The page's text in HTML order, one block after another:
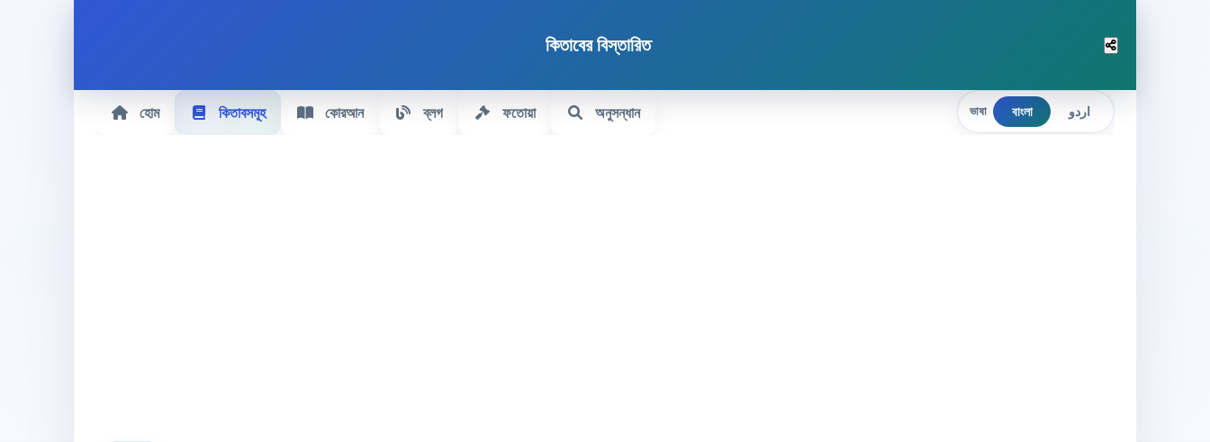
কিতাবের বিস্তারিত
হোম কিতাবসমূহ কোরআন ব্লগ ফতোয়া অনুসন্ধান ভাষা বাংলা اردو